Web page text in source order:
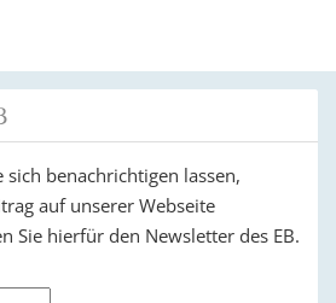
benachrichtigen lassen,
auf unserer Webseite
Sie hierfür den Newsletter des EB.